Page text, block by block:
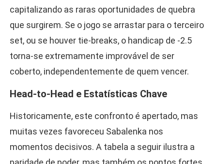
capitalizando as raras oportunidades de quebra
que surgirem. Se o jogo se arrastar para o terceiro
set, ou se houver tie-breaks, o handicap de -2.5
torna-se extremamente improvável de ser
coberto, independentemente de quem vencer.
Head-to-Head e Estatísticas Chave
Historicamente, este confronto é apertado, mas
muitas vezes favoreceu Sabalenka nos
momentos decisivos. A tabela a seguir ilustra a